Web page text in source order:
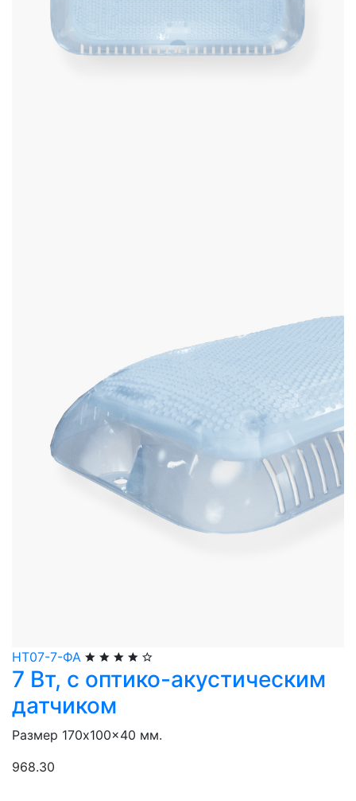
НТ07-7-ФА
7 Вт, с оптико-акустическим
датчиком
Размер 170x100x40 мм.
968.30